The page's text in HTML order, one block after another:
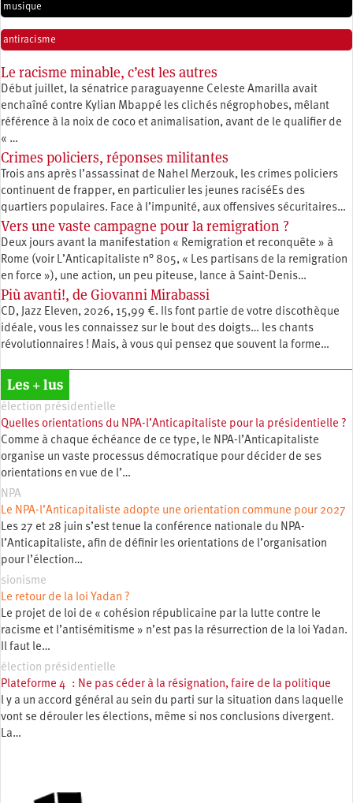
musique
antiracisme
Le racisme minable, c’est les autres
Début juillet, la sénatrice paraguayenne Celeste Amarilla avait
enchaîné contre Kylian Mbappé les clichés négrophobes, mêlant
référence à la noix de coco et animalisation, avant de le qualifier de
« …
Crimes policiers, réponses militantes
Trois ans après l’assassinat de Nahel Merzouk, les crimes policiers
continuent de frapper, en particulier les jeunes raciséEs des
quartiers populaires. Face à l’impunité, aux offensives sécuritaires…
Vers une vaste campagne pour la remigration ?
Deux jours avant la manifestation « Remigration et reconquête » à
Rome (voir L’Anticapitaliste n° 805, « Les partisans de la remigration
en force »), une action, un peu piteuse, lance à Saint-Denis…
Più avanti!, de Giovanni Mirabassi
CD, Jazz Eleven, 2026, 15,99 €. Ils font partie de votre discothèque
idéale, vous les connaissez sur le bout des doigts… les chants
révolutionnaires ! Mais, à vous qui pensez que souvent la forme…
Les + lus
élection présidentielle
Quelles orientations du NPA-l’Anticapitaliste pour la présidentielle ?
Comme à chaque échéance de ce type, le NPA-l’Anticapitaliste
organise un vaste processus démocratique pour décider de ses
orientations en vue de l’…
NPA
Le NPA-l’Anticapitaliste adopte une orientation commune pour 2027
Les 27 et 28 juin s’est tenue la conférence nationale du NPA-
l’Anticapitaliste, afin de définir les orientations de l’organisation
pour l’élection…
sionisme
Le retour de la loi Yadan ?
Le projet de loi de « cohésion républicaine par la lutte contre le
racisme et l’antisémitisme » n’est pas la résurrection de la loi Yadan.
Il faut le…
élection présidentielle
Plateforme 4 : Ne pas céder à la résignation, faire de la politique
l y a un accord général au sein du parti sur la situation dans laquelle
vont se dérouler les élections, même si nos conclusions divergent.
La…